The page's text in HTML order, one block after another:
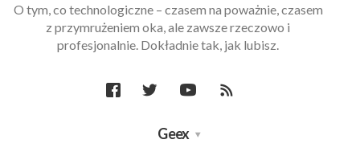
O tym, co technologiczne – czasem na poważnie, czasem
z przymrużeniem oka, ale zawsze rzeczowo i
profesjonalnie. Dokładnie tak, jak lubisz.
Geex